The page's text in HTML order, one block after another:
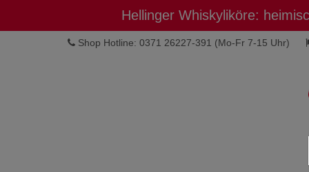
Hellinger Whiskyliköre:
Shop Hotline: 0371 26227-391 (Mo-Fr 7-15 Uhr)